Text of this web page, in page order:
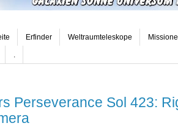
Erfinder Weltraumteleskope
Perseverance Sol 423: